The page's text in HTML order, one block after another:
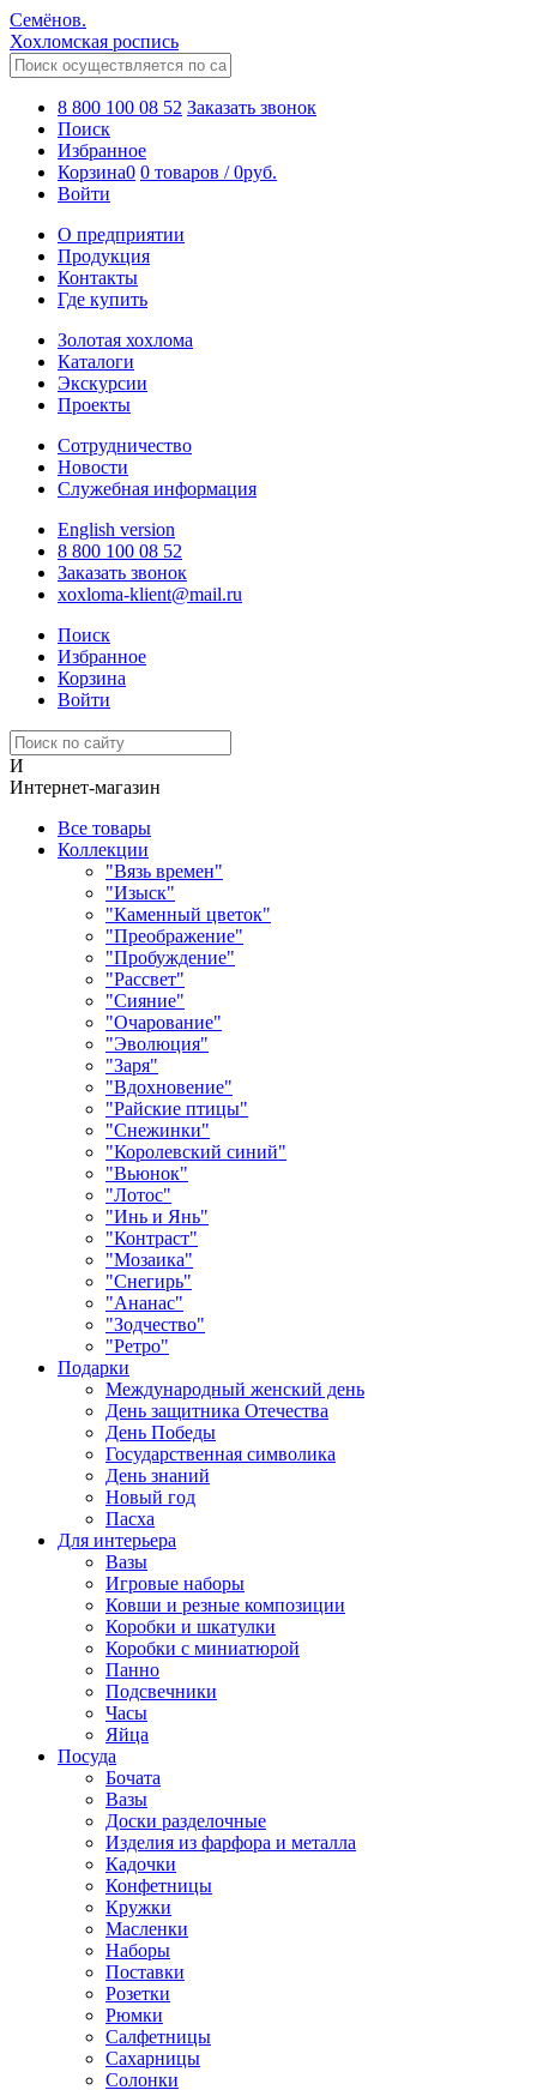
Семёнов.
Хохломская роспись
8 800 100 08 52 Заказать звонок
Поиск
Избранное
Корзина0 0 товаров /0руб.
Войти
О предприятии
Продукция
Контакты
Где купить
Золотая хохлома
Каталоги
Экскурсии
Проекты
Сотрудничество
Новости
Служебная информация
English version
8 800 100 08 52
Заказать звонок
xoxloma-klient@mail.ru
Поиск
Избранное
Корзина
Войти
И
Интернет-магазин
Все товары
Коллекции
"Вязь времен"
"Изыск"
"Каменный цветок"
"Преображение"
"Пробуждение"
"Рассвет"
"Сияние"
"Очарование"
"Эволюция"
"Заря"
"Вдохновение"
"Райские птицы"
"Снежинки"
"Королевский синий"
"Вьюнок"
"Лотос"
"Инь и Янь"
"Контраст"
"Мозаика"
"Снегирь"
"Ананас"
"Зодчество"
"Ретро"
Подарки
Международный женский день
День защитника Отечества
День Победы
Государственная символика
День знаний
Новый год
Пасха
Для интерьера
Вазы
Игровые наборы
Ковши и резные композиции
Коробки и шкатулки
Коробки с миниатюрой
Панно
Подсвечники
Часы
Яйца
Посуда
Бочата
Вазы
Доски разделочные
Изделия из фарфора и металла
Кадочки
Конфетницы
Кружки
Масленки
Наборы
Поставки
Розетки
Рюмки
Салфетницы
Сахарницы
Солонки